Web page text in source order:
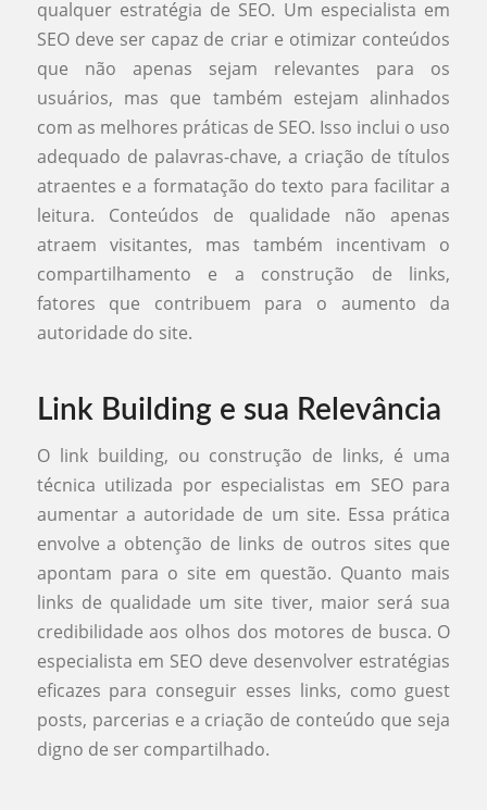
qualquer estratégia de SEO. Um especialista em
SEO deve ser capaz de criar e otimizar conteúdos
que não apenas sejam relevantes para os
usuários, mas que também estejam alinhados
com as melhores práticas de SEO. Isso inclui o uso
adequado de palavras-chave, a criação de títulos
atraentes e a formatação do texto para facilitar a
leitura. Conteúdos de qualidade não apenas
atraem visitantes, mas também incentivam o
compartilhamento e a construção de links,
fatores que contribuem para o aumento da
autoridade do site.
Link Building e sua Relevância
O link building, ou construção de links, é uma
técnica utilizada por especialistas em SEO para
aumentar a autoridade de um site. Essa prática
envolve a obtenção de links de outros sites que
apontam para o site em questão. Quanto mais
links de qualidade um site tiver, maior será sua
credibilidade aos olhos dos motores de busca. O
especialista em SEO deve desenvolver estratégias
eficazes para conseguir esses links, como guest
posts, parcerias e a criação de conteúdo que seja
digno de ser compartilhado.